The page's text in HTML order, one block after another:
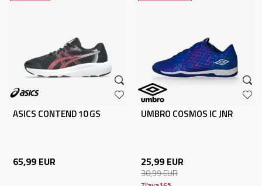
ASICS CONTEND 10 GS
65,99 EUR
UMBRO COSMOS IC JNR
25,99 EUR
30,99EUR